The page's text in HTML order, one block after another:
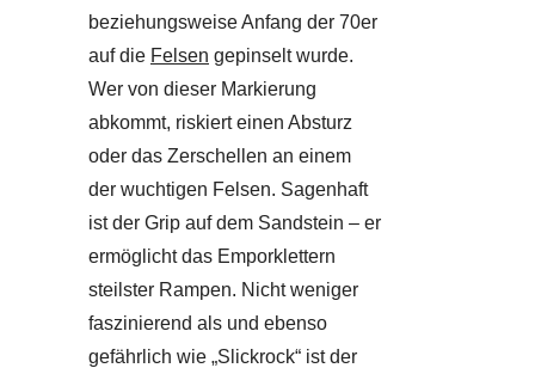
beziehungsweise Anfang der 70er
auf die Felsen gepinselt wurde.
Wer von dieser Markierung
abkommt, riskiert einen Absturz
oder das Zerschellen an einem
der wuchtigen Felsen. Sagenhaft
ist der Grip auf dem Sandstein – er
ermöglicht das Emporklettern
steilster Rampen. Nicht weniger
faszinierend als und ebenso
gefährlich wie „Slickrock“ ist der